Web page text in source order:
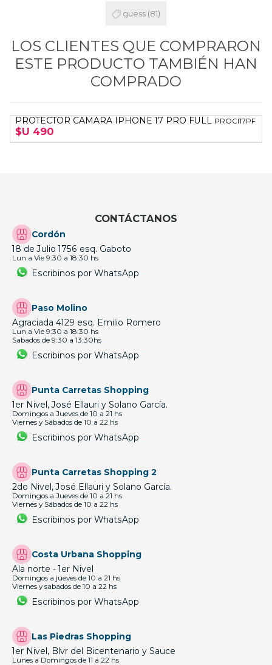
guess (81)
LOS CLIENTES QUE COMPRARON
ESTE PRODUCTO TAMBIÉN HAN
COMPRADO
PROTECTOR CAMARA IPHONE 17 PRO FULL PROCI17PF
$U 490
CONTÁCTANOS
Cordón
18 de Julio 1756 esq. Gaboto
Lun a Vie 9:30 a 18:30 hs
Escribinos por WhatsApp
Paso Molino
Agraciada 4129 esq. Emilio Romero
Lun a Vie 9:30 a 18:30 hs
Sabados de 9:30 a 13:30hs
Escribinos por WhatsApp
Punta Carretas Shopping
1er Nivel, José Ellauri y Solano García.
Domingos a Jueves de 10 a 21 hs
Viernes y Sábados de 10 a 22 hs
Escribinos por WhatsApp
Punta Carretas Shopping 2
2do Nivel, José Ellauri y Solano García.
Domingos a Jueves de 10 a 21 hs
Viernes y Sábados de 10 a 22 hs
Escribinos por WhatsApp
Costa Urbana Shopping
Ala norte - 1er Nivel
Domingos a jueves de 10 a 21 hs
Viernes y sabados de 10 a 22 hs
Escribinos por WhatsApp
Las Piedras Shopping
1er Nivel, Blvr del Bicentenario y Sauce
Lunes a Domingos de 11 a 22 hs